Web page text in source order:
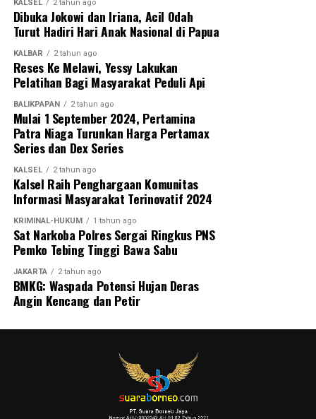
KALSEL 2 tahun ago
Dibuka Jokowi dan Iriana, Acil Odah
Turut Hadiri Hari Anak Nasional di Papua
KALBAR 2 tahun ago
Reses Ke Melawi, Yessy Lakukan
Pelatihan Bagi Masyarakat Peduli Api
BALIKPAPAN 2 tahun ago
Mulai 1 September 2024, Pertamina
Patra Niaga Turunkan Harga Pertamax
Series dan Dex Series
KALSEL 2 tahun ago
Kalsel Raih Penghargaan Komunitas
Informasi Masyarakat Terinovatif 2024
KRIMINAL-HUKUM 1 tahun ago
Sat Narkoba Polres Sergai Ringkus PNS
Pemko Tebing Tinggi Bawa Sabu
JAKARTA 2 tahun ago
BMKG: Waspada Potensi Hujan Deras
Angin Kencang dan Petir